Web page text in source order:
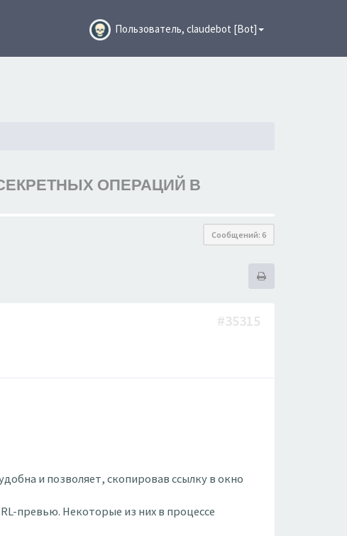
Пользователь, claudebot [Bot]
ОПЕРАЦИЙ В
Сообщений: 6
#35315
и позволяет, скопировав ссылку в окно
превью. Некоторые из них в процессе